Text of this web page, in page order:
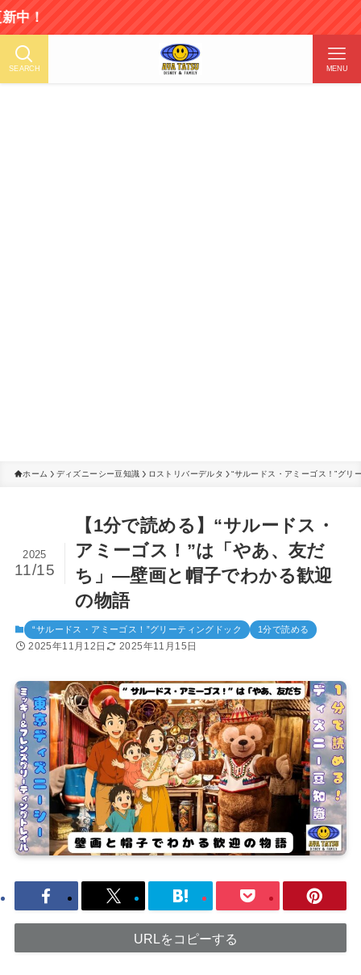
SEARCH MENU
ホーム ディズニーシー豆知識 ロストリバーデルタ “サルードス・アミーゴス！”グリ
【1分で読める】“サルードス・
アミーゴス！”は「やあ、友だ
ち」―壁画と帽子でわかる歓迎
の物語
2025
11/15
“サルードス・アミーゴス！”グリーティングドック 1分で読める
2025年11月12日 2025年11月15日
URLをコピーする